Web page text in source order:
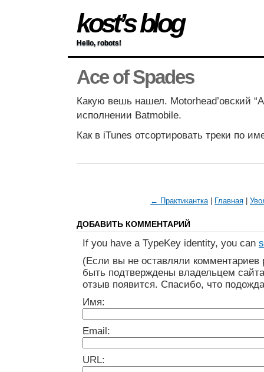
kost’s blog
Hello, robots!
Ace of Spades
Какую вешь нашел. Motorhead’овский
исполнении Batmobile.
Как в iTunes отсортировать треки по
← Практикантка| Главная
ДОБАВИТЬ КОММЕНТАРИЙ
If you have a TypeKey identity, you can
(Если вы не оставляли
быть подтверждены владельцем
отзыв появится. Спасибо, что
Имя:
Email:
URL: